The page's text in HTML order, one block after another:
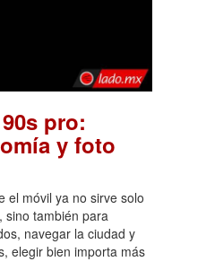
pro:
y foto
el móvil ya no sirve solo
sino también para
navegar la ciudad y
elegir bien importa más